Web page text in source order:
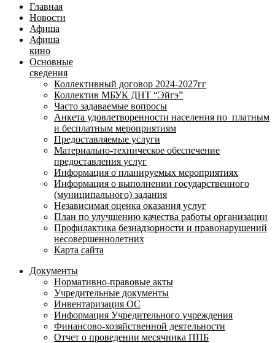
Главная
Новости
Афиша
Афиша
кино
Основные
сведения
Коллективный договор 2024-2027гг
Коллектив МБУК ДНТ “Эйгэ”
Часто задаваемые вопросы
Анкета удовлетворенности населения по платным
и бесплатным мероприятиям
Предоставляемые услуги
Материально-техническое обеспечение
предоставления услуг
Информация о планируемых мероприятиях
Информация о выполнении государственного
(муниципального) задания
Независимая оценка оказания услуг
План по улучшению качества работы организации
Профилактика безнадзорности и правонарушений
несовершеннолетних
Карта сайта
Документы
Нормативно-правовые акты
Учредительные документы
Инвентаризация ОС
Информация Учредительного учреждения
Финансово-хозяйственной деятельности
Отчет о проведении месячника ППБ